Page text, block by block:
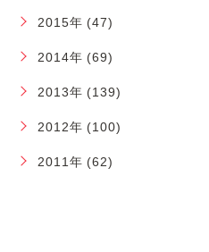
2015年 (47)
2014年 (69)
2013年 (139)
2012年 (100)
2011年 (62)